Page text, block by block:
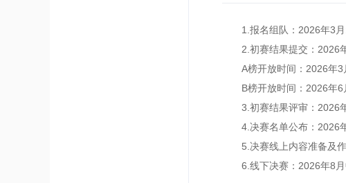
1.报名组队：2026年3月
2.初赛结果提交：2026
A榜开放时间：2026年3
B榜开放时间：2026年6
3.初赛结果评审：2026
4.决赛名单公布：2026
5.决赛线上内容准备及作
6.线下决赛：2026年8月